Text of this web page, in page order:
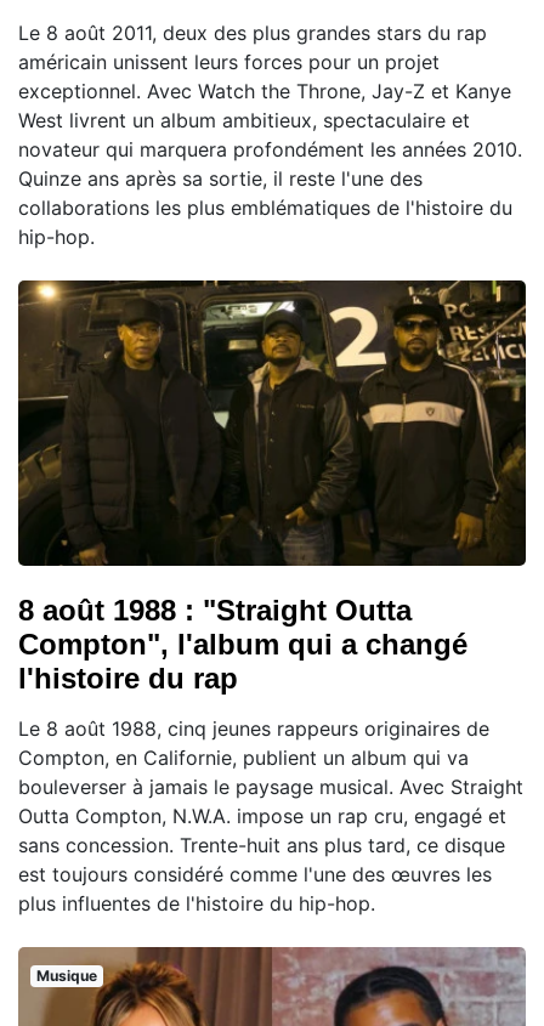
Le 8 août 2011, deux des plus grandes stars du rap
américain unissent leurs forces pour un projet
exceptionnel. Avec Watch the Throne, Jay-Z et Kanye
West livrent un album ambitieux, spectaculaire et
novateur qui marquera profondément les années 2010.
Quinze ans après sa sortie, il reste l'une des
collaborations les plus emblématiques de l'histoire du
hip-hop.
8 août 1988 : "Straight Outta
Compton", l'album qui a changé
l'histoire du rap
Le 8 août 1988, cinq jeunes rappeurs originaires de
Compton, en Californie, publient un album qui va
bouleverser à jamais le paysage musical. Avec Straight
Outta Compton, N.W.A. impose un rap cru, engagé et
sans concession. Trente-huit ans plus tard, ce disque
est toujours considéré comme l'une des œuvres les
plus influentes de l'histoire du hip-hop.
Musique